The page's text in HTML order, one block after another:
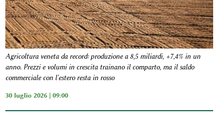
Agricoltura veneta da record: produzione a 8,5 miliardi, +7,4% in un
anno. Prezzi e volumi in crescita trainano il comparto, ma il saldo
commerciale con l'estero resta in rosso
30 luglio 2026 | 09:00